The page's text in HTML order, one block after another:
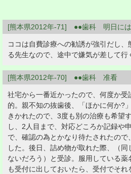
[熊本県2012年-71] ●●歯科 明日に
ココは自費診療への勧誘が強引だし
る先生なので、途中で嫌気が差して行
[熊本県2012年-70] ●●歯科 准看
社宅から一番近かったので、何度か
的。親不知の抜歯後、「ほかに何か?
きかれたので、3度も別の治療も希望
し、2人目まで、対応どころか記録や
で、確認の為とかなり待たされたので
した。後日、詰め物が取れた際、（
ないだろう）と受診。服用している
も受付に出しておいたら、受付でそ